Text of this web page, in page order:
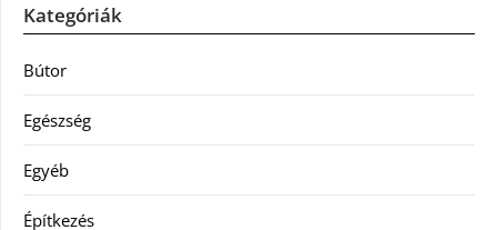
Kategóriák
Bútor
Egészség
Egyéb
Építkezés